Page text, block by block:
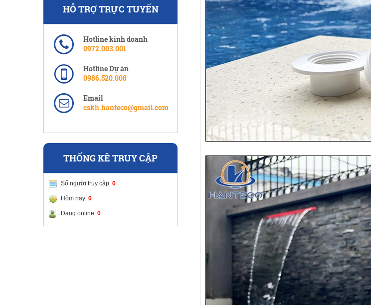
HỖ TRỢ TRỰC TUYẾN
Hotline kinh doanh
0972.003.001
Hotline Dự án
0986.520.008
Email
cskh.hanteco@gmail.com
THỐNG KÊ TRUY CẬP
Số người truy cập: 0
Hôm nay: 0
Đang online: 0